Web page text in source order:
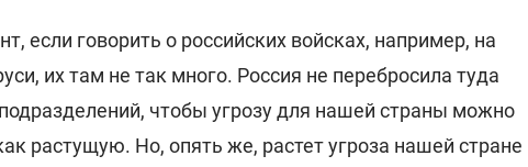
если говорить о российских войсках, например, на
их там не так много. Россия не перебросила туда
чтобы угрозу для нашей страны можно
растущую. Но, опять же, растет угроза нашей стране